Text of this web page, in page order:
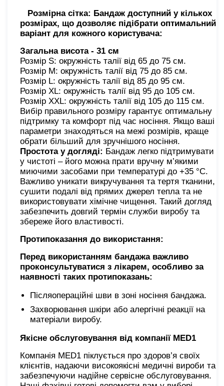
Розмірна сітка: Бандаж доступний у кількох
розмірах, що дозволяє підібрати оптимальний
варіант для кожного користувача:
Загальна висота - 31 см
Розмір S: окружність талії від 65 до 75 см.
Розмір M: окружність талії від 75 до 85 см.
Розмір L: окружність талії від 85 до 95 см.
Розмір XL: окружність талії від 95 до 105 см.
Розмір XXL: окружність талії від 105 до 115 см.
Вибір правильного розміру гарантує оптимальну
підтримку та комфорт під час носіння. Якщо ваші
параметри знаходяться на межі розмірів, краще
обрати більший для зручнішого носіння.
Простота у догляді: Бандаж легко підтримувати
у чистоті – його можна прати вручну м’якими
миючими засобами при температурі до +35 °С.
Важливо уникати викручування та тертя тканини,
сушити подалі від прямих джерел тепла та не
використовувати хімічне чищення. Такий догляд
забезпечить довгий термін служби виробу та
збереже його властивості.
Протипоказання до використання:
Перед використанням бандажа важливо
проконсультуватися з лікарем, особливо за
наявності таких протипоказань:
Післяопераційні шви в зоні носіння бандажа.
Захворювання шкіри або алергічні реакції на
матеріали виробу.
Якісне обслуговування від компанії MED1
Компанія MED1 піклується про здоров’я своїх
клієнтів, надаючи високоякісні медичні вироби та
забезпечуючи надійне сервісне обслуговування.